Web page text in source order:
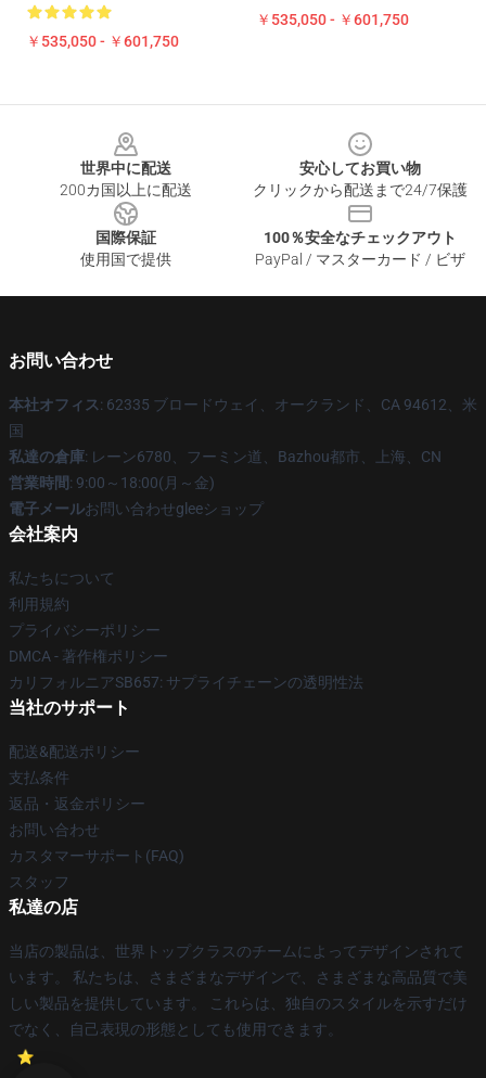
￥535,050 - ￥601,750
￥535,050 - ￥601,750
世界中に配送
200カ国以上に配送
安心してお買い物
クリックから配送まで24/7保護
国際保証
使用国で提供
100％安全なチェックアウト
PayPal / マスターカード / ビザ
お問い合わせ
本社オフィス: 62335 ブロードウェイ、オークランド、CA 94612、米
国
私達の倉庫: レーン6780、フーミン道、Bazhou都市、上海、CN
営業時間: 9:00～18:00(月～金)
電子メールお問い合わせgleeショップ
会社案内
私たちについて
利用規約
プライバシーポリシー
DMCA - 著作権ポリシー
カリフォルニアSB657: サプライチェーンの透明性法
当社のサポート
配送&配送ポリシー
支払条件
返品・返金ポリシー
お問い合わせ
カスタマーサポート(FAQ)
スタッフ
私達の店
当店の製品は、世界トップクラスのチームによってデザインされて
います。 私たちは、さまざまなデザインで、さまざまな高品質で美
しい製品を提供しています。 これらは、独自のスタイルを示すだけ
でなく、自己表現の形態としても使用できます。